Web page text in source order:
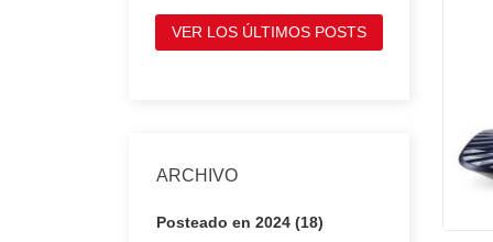
VER LOS ÚLTIMOS POSTS
ARCHIVO
Posteado en 2024 (18)